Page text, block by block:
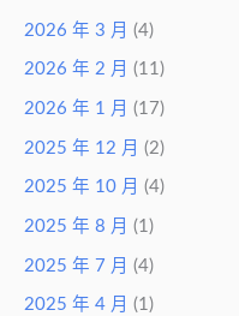
2026 年 3 月 (4)
2026 年 2 月 (11)
2026 年 1 月 (17)
2025 年 12 月 (2)
2025 年 10 月 (4)
2025 年 8 月 (1)
2025 年 7 月 (4)
2025 年 4 月 (1)